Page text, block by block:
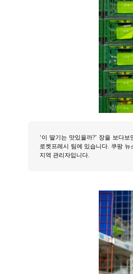
‘이 딸기는 맛있을까?’ 장을 보다
로켓프레시 팀에 있습니다. 쿠팡
지역 관리자입니다.